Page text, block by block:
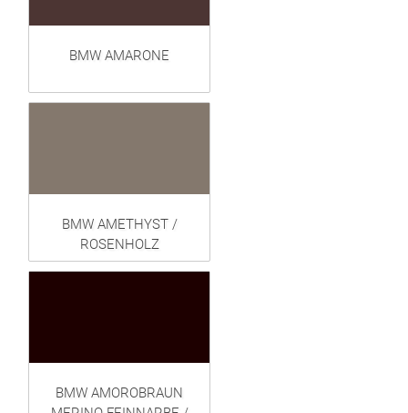
BMW AMARONE
BMW AMETHYST /
ROSENHOLZ
BMW AMOROBRAUN